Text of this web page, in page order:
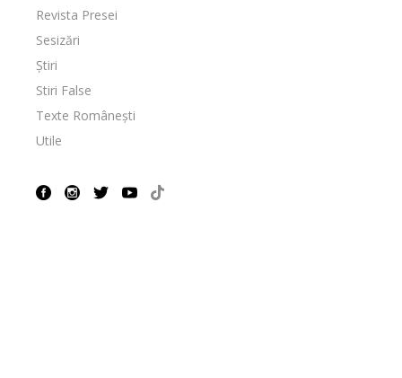
Revista Presei
Sesizări
Știri
Stiri False
Texte Românești
Utile